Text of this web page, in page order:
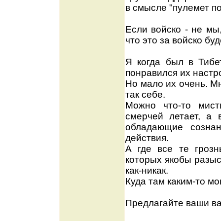
в смысле "пулемет
Если войско - не
что это за войско
Я когда был в
понравился их
Но мало их очень.
так себе.
Можно что-то
смерчей летает, а
обладающие
действия.
А где все те
которых якобы
как-никак.
Куда там каким-то
Предлагайте ваши